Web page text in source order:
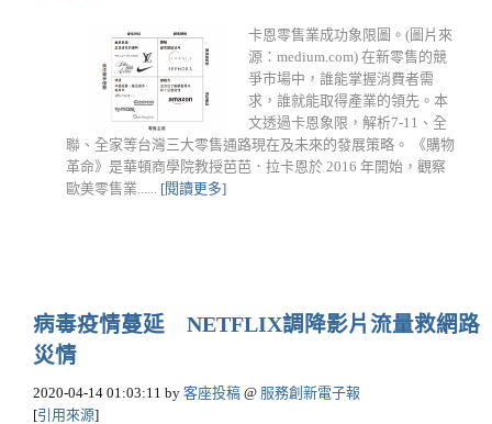
卡恩零售業成功象限圖。(圖片來
源：medium.com) 在新零售的競
爭市場中，誰能掌握消費者需
求，誰就能取得產業的領先。本
文透過卡恩象限，解析7-11、全
聯、全家等台灣三大零售通路現在及未來的發展策略。 《購物
革命》是華頓商學院教授芭芭．拉卡恩於 2016 年開始，觀察
歐美零售業...... [閱讀更多]
病毒疫情蔓延 NETFLIX調降影片流量救網路
災情
2020-04-14 01:03:11 by 客座投稿 @ 服務創新電子報
[引用來源]